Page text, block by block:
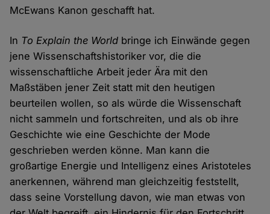
McEwans Kanon geschafft hat.
In To Explain the World bringe ich Einwände gegen
jene Wissenschaftshistoriker vor, die die
wissenschaftliche Arbeit jeder Ära mit den
Maßstäben jener Zeit statt mit den heutigen
beurteilen wollen, so als würde die Wissenschaft
nicht sammeln und fortschreiten, und als ob ihre
Geschichte wie eine Geschichte der Mode
geschrieben werden könne. Man kann die
großartige Energie und Intelligenz eines Aristoteles
anerkennen, während man gleichzeitig feststellt,
dass seine Vorstellung davon, wie man etwas von